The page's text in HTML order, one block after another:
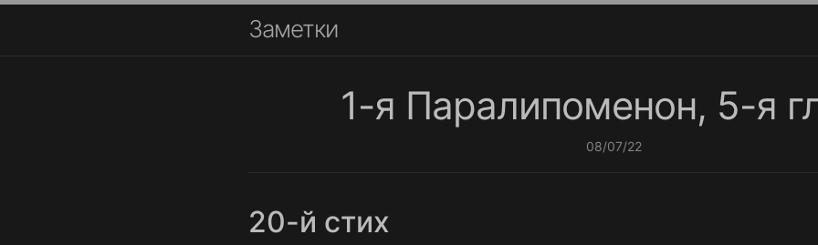
Заметки
1-я Паралипоменон, 5-я
08/07/22
20-й стих